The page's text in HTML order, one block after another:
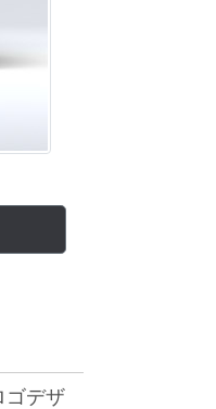
ゴデザ